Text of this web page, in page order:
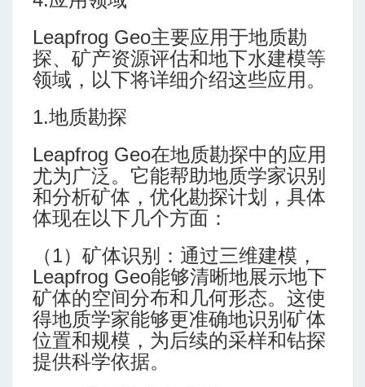
Leapfrog Geo主要应用于地质勘
探、矿产资源评估和地下水建模等
领域，以下将详细介绍这些应用。
1.地质勘探
Leapfrog Geo在地质勘探中的应用
尤为广泛。它能帮助地质学家识别
和分析矿体，优化勘探计划，具体
体现在以下几个方面：
（1）矿体识别：通过三维建模，
Leapfrog Geo能够清晰地展示地下
矿体的空间分布和几何形态。这使
得地质学家能够更准确地识别矿体
位置和规模，为后续的采样和钻探
提供科学依据。